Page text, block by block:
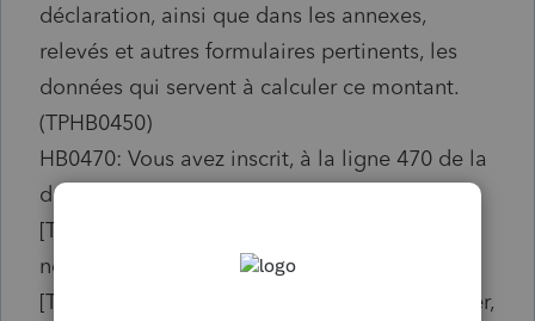
déclaration, ainsi que dans les annexes,
relevés et autres formulaires pertinents, les
données qui servent à calculer ce montant.
(TPHB0450)
HB0470: Vous avez inscrit, à la ligne 470 de la
déclaration, le montant suivant :
[T3_VAL_LIGNE_M]. Il diffère du résultat que
nous avons obtenu pour cette ligne, soit
[T3_VAL_LIGNE_REF_M]. Veuillez donc vérifier,